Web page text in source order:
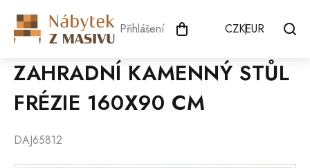
obsah
Přihlášení CZKEUR
ZAHRADNÍ KAMENNÝ STŮL
FRÉZIE 160X90 CM
DAJ65812